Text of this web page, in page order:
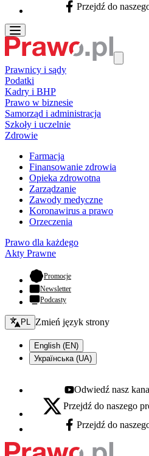
Facebook - otwiera się w
Przejdź do
Prawnicy i sądy
Podatki
Kadry i BHP
Prawo w biznesie
Samorząd i administracja
Szkoły i uczelnie
Zdrowie
Farmacja
Finansowanie zdrowia
Opieka zdrowotna
Zarządzanie
Zawody medyczne
Koronawirus a prawo
Orzeczenia
Prawo dla każdego
Akty Prawne
Promocje- otwiera się w nowej karcie
Newsletter
Podcasty
Zmień język - bieżący:
PL Zmień język strony
English (EN)
Українська (UA)
Youtube - otwiera się w
Odwiedź nasz
X - otwiera się w nowej karcie
Przejdź do naszego
Facebook - otwiera się w
Przejdź do